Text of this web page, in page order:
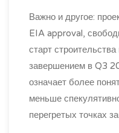
Важно и другое:
EIA approval,
старт
завершением в Q3
означает более
меньше
перегретых точках